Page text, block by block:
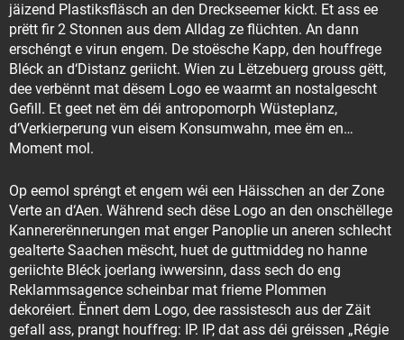
jäizend Plastiksfläsch an den Dreckseemer kickt. Et ass ee
prëtt fir 2 Stonnen aus dem Alldag ze flüchten. An dann
erschéngt e virun engem. De stoësche Kapp, den houffrege
Bléck an d‘Distanz geriicht. Wien zu Lëtzebuerg grouss gëtt,
dee verbënnt mat dësem Logo ee waarmt an nostalgescht
Gefill. Et geet net ëm déi antropomorph Wüsteplanz,
d‘Verkierperung vun eisem Konsumwahn, mee ëm en…
Moment mol.
Op eemol spréngt et engem wéi een Häisschen an der Zone
Verte an d‘Aen. Während sech dëse Logo an den onschëllege
Kannererënnerungen mat enger Panoplie un aneren schlecht
gealterte Saachen mëscht, huet de guttmiddeg no hanne
geriichte Bléck joerlang iwwersinn, dass sech do eng
Reklammsagence scheinbar mat frieme Plommen
dekoréiert. Ënnert dem Logo, dee rassistesch aus der Zäit
gefall ass, prangt houffreg: IP. IP, dat ass déi gréissen „Régie